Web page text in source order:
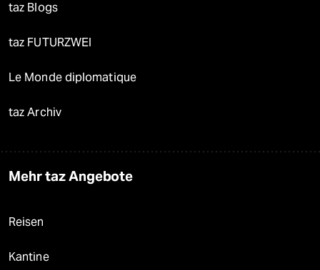
taz Blogs
taz FUTURZWEI
Le Monde diplomatique
taz Archiv
Mehr taz Angebote
Reisen
Kantine